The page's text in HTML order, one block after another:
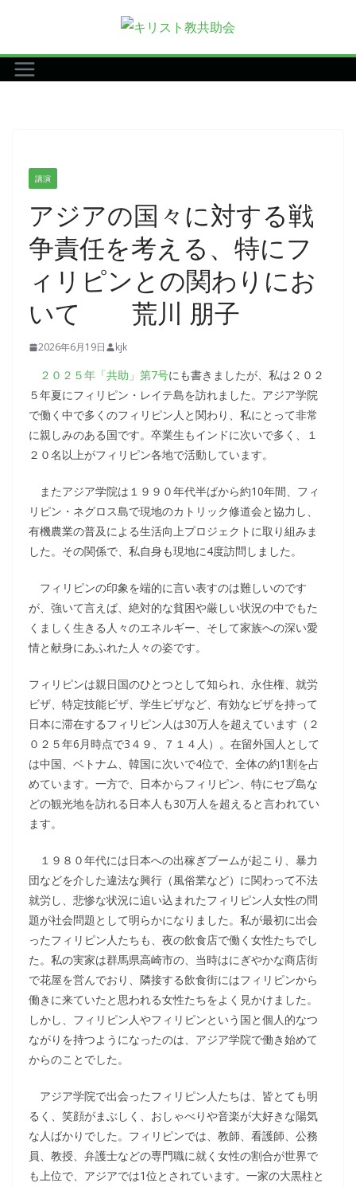
テ
ン
講演
アジアの国々に対する戦
争責任を考える、特にフ
ィリピンとの関わりにお
いて 荒川 朋子
2026年6月19日 kjk
２０２５年「共助」第7号にも書きましたが、私は２０２
５年夏にフィリピン・レイテ島を訪れました。アジア学院
で働く中で多くのフィリピン人と関わり、私にとって非常
に親しみのある国です。卒業生もインドに次いで多く、１
２０名以上がフィリピン各地で活動しています。
またアジア学院は１９９０年代半ばから約10年間、フィ
リピン・ネグロス島で現地のカトリック修道会と協力し、
有機農業の普及による生活向上プロジェクトに取り組みま
した。その関係で、私自身も現地に4度訪問しました。
フィリピンの印象を端的に言い表すのは難しいのです
が、強いて言えば、絶対的な貧困や厳しい状況の中でもた
くましく生きる人々のエネルギー、そして家族への深い愛
情と献身にあふれた人々の姿です。
フィリピンは親日国のひとつとして知られ、永住権、就労
ビザ、特定技能ビザ、学生ビザなど、有効なビザを持って
日本に滞在するフィリピン人は30万人を超えています（２
０２５年6月時点で3４９、７１４人）。在留外国人として
は中国、ベトナム、韓国に次いで4位で、全体の約1割を占
めています。一方で、日本からフィリピン、特にセブ島な
どの観光地を訪れる日本人も30万人を超えると言われてい
ます。
１９８０年代には日本への出稼ぎブームが起こり、暴力
団などを介した違法な興行（風俗業など）に関わって不法
就労し、悲惨な状況に追い込まれたフィリピン人女性の問
題が社会問題として明らかになりました。私が最初に出会
ったフィリピン人たちも、夜の飲食店で働く女性たちでし
た。私の実家は群馬県高崎市の、当時はにぎやかな商店街
で花屋を営んでおり、隣接する飲食街にはフィリピンから
働きに来ていたと思われる女性たちをよく見かけました。
しかし、フィリピン人やフィリピンという国と個人的なつ
ながりを持つようになったのは、アジア学院で働き始めて
からのことでした。
アジア学院で出会ったフィリピン人たちは、皆とても明
るく、笑顔がまぶしく、おしゃべりや音楽が大好きな陽気
な人ばかりでした。フィリピンでは、教師、看護師、公務
員、教授、弁護士などの専門職に就く女性の割合が世界で
も上位で、アジアでは1位とされています。一家の大黒柱と